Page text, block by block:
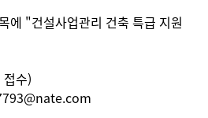
에 "건설사업관리 건축 특급 지원
수)